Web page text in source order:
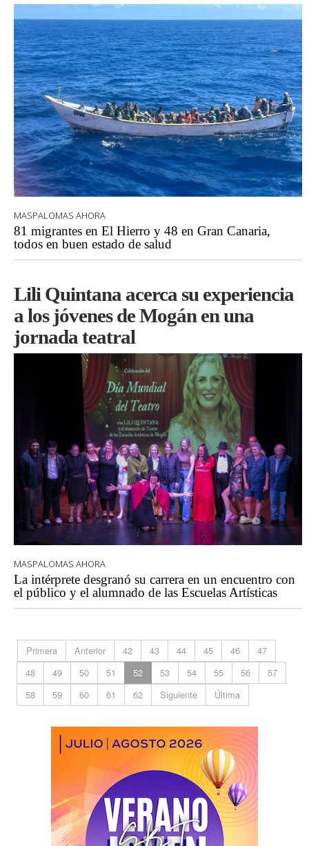
MASPALOMAS AHORA
81 migrantes en El Hierro y 48 en Gran Canaria,
todos en buen estado de salud
Lili Quintana acerca su experiencia
a los jóvenes de Mogán en una
jornada teatral
MASPALOMAS AHORA
La intérprete desgranó su carrera en un encuentro con
el público y el alumnado de las Escuelas Artísticas
Primera Anterior 42 43 44 45 46
47
48
49 50 51 52 53 54 55 56
57
58
59 60 61 62 Siguiente Última